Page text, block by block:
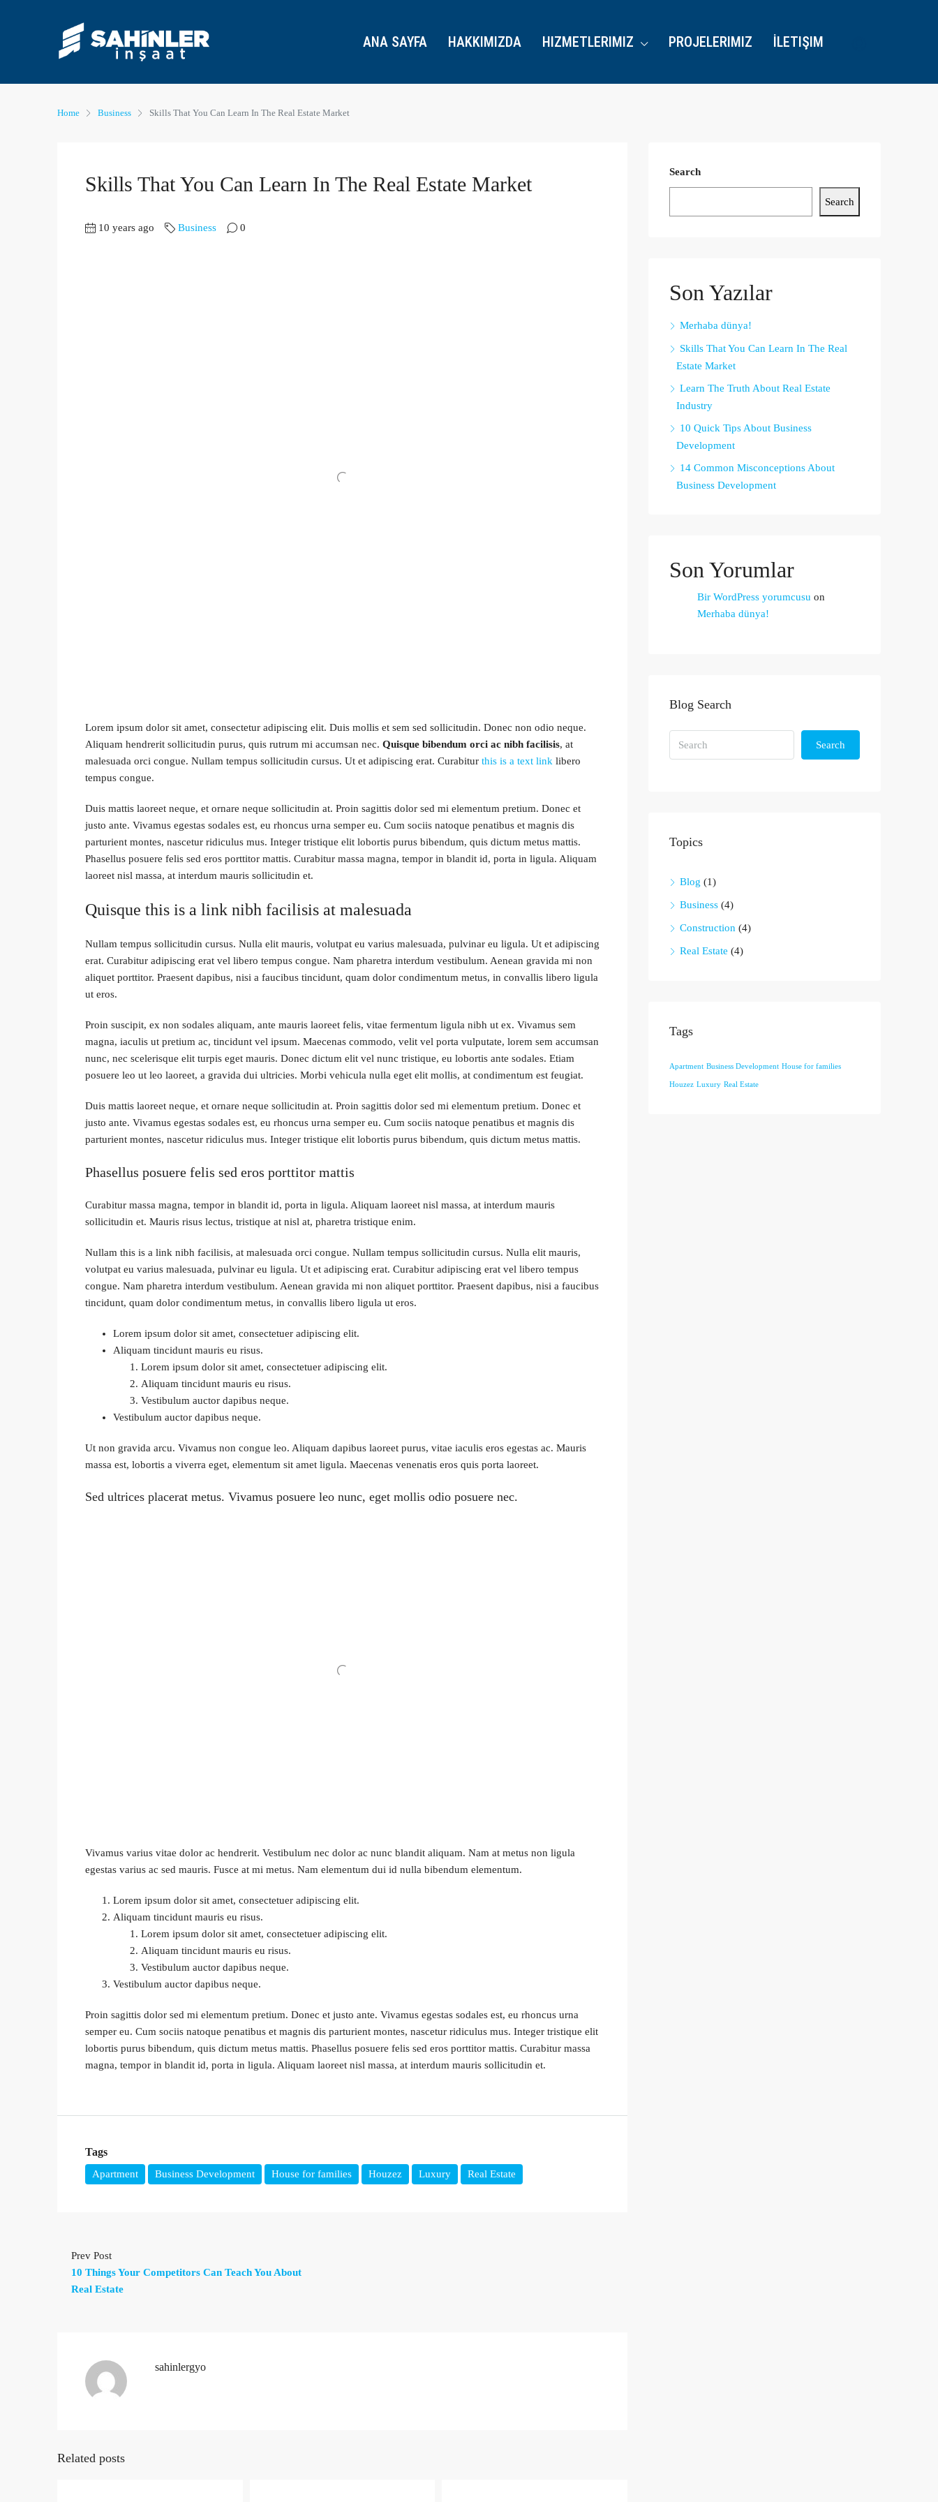
ANA SAYFA HAKKIMIZDA HIZMETLERIMIZ PROJELERIMIZ İLETIŞIM
Home Business Skills That You Can Learn In The Real Estate Market
Skills That You Can Learn In The Real Estate Market
10 years ago Business 0
Lorem ipsum dolor sit amet, consectetur adipiscing elit. Duis mollis et sem sed sollicitudin. Donec non odio neque.
Aliquam hendrerit sollicitudin purus, quis rutrum mi accumsan nec. Quisque bibendum orci ac nibh facilisis, at
malesuada orci congue. Nullam tempus sollicitudin cursus. Ut et adipiscing erat. Curabitur this is a text link libero
tempus congue.
Duis mattis laoreet neque, et ornare neque sollicitudin at. Proin sagittis dolor sed mi elementum pretium. Donec et
justo ante. Vivamus egestas sodales est, eu rhoncus urna semper eu. Cum sociis natoque penatibus et magnis dis
parturient montes, nascetur ridiculus mus. Integer tristique elit lobortis purus bibendum, quis dictum metus mattis.
Phasellus posuere felis sed eros porttitor mattis. Curabitur massa magna, tempor in blandit id, porta in ligula. Aliquam
laoreet nisl massa, at interdum mauris sollicitudin et.
Quisque this is a link nibh facilisis at malesuada
Nullam tempus sollicitudin cursus. Nulla elit mauris, volutpat eu varius malesuada, pulvinar eu ligula. Ut et adipiscing
erat. Curabitur adipiscing erat vel libero tempus congue. Nam pharetra interdum vestibulum. Aenean gravida mi non
aliquet porttitor. Praesent dapibus, nisi a faucibus tincidunt, quam dolor condimentum metus, in convallis libero ligula
ut eros.
Proin suscipit, ex non sodales aliquam, ante mauris laoreet felis, vitae fermentum ligula nibh ut ex. Vivamus sem
magna, iaculis ut pretium ac, tincidunt vel ipsum. Maecenas commodo, velit vel porta vulputate, lorem sem accumsan
nunc, nec scelerisque elit turpis eget mauris. Donec dictum elit vel nunc tristique, eu lobortis ante sodales. Etiam
posuere leo ut leo laoreet, a gravida dui ultricies. Morbi vehicula nulla eget elit mollis, at condimentum est feugiat.
Duis mattis laoreet neque, et ornare neque sollicitudin at. Proin sagittis dolor sed mi elementum pretium. Donec et
justo ante. Vivamus egestas sodales est, eu rhoncus urna semper eu. Cum sociis natoque penatibus et magnis dis
parturient montes, nascetur ridiculus mus. Integer tristique elit lobortis purus bibendum, quis dictum metus mattis.
Phasellus posuere felis sed eros porttitor mattis
Curabitur massa magna, tempor in blandit id, porta in ligula. Aliquam laoreet nisl massa, at interdum mauris
sollicitudin et. Mauris risus lectus, tristique at nisl at, pharetra tristique enim.
Nullam this is a link nibh facilisis, at malesuada orci congue. Nullam tempus sollicitudin cursus. Nulla elit mauris,
volutpat eu varius malesuada, pulvinar eu ligula. Ut et adipiscing erat. Curabitur adipiscing erat vel libero tempus
congue. Nam pharetra interdum vestibulum. Aenean gravida mi non aliquet porttitor. Praesent dapibus, nisi a faucibus
tincidunt, quam dolor condimentum metus, in convallis libero ligula ut eros.
Lorem ipsum dolor sit amet, consectetuer adipiscing elit.
Aliquam tincidunt mauris eu risus.
Lorem ipsum dolor sit amet, consectetuer adipiscing elit.
Aliquam tincidunt mauris eu risus.
Vestibulum auctor dapibus neque.
Vestibulum auctor dapibus neque.
Ut non gravida arcu. Vivamus non congue leo. Aliquam dapibus laoreet purus, vitae iaculis eros egestas ac. Mauris
massa est, lobortis a viverra eget, elementum sit amet ligula. Maecenas venenatis eros quis porta laoreet.
Sed ultrices placerat metus. Vivamus posuere leo nunc, eget mollis odio posuere nec.
Vivamus varius vitae dolor ac hendrerit. Vestibulum nec dolor ac nunc blandit aliquam. Nam at metus non ligula
egestas varius ac sed mauris. Fusce at mi metus. Nam elementum dui id nulla bibendum elementum.
Lorem ipsum dolor sit amet, consectetuer adipiscing elit.
Aliquam tincidunt mauris eu risus.
Lorem ipsum dolor sit amet, consectetuer adipiscing elit.
Aliquam tincidunt mauris eu risus.
Vestibulum auctor dapibus neque.
Vestibulum auctor dapibus neque.
Proin sagittis dolor sed mi elementum pretium. Donec et justo ante. Vivamus egestas sodales est, eu rhoncus urna
semper eu. Cum sociis natoque penatibus et magnis dis parturient montes, nascetur ridiculus mus. Integer tristique elit
lobortis purus bibendum, quis dictum metus mattis. Phasellus posuere felis sed eros porttitor mattis. Curabitur massa
magna, tempor in blandit id, porta in ligula. Aliquam laoreet nisl massa, at interdum mauris sollicitudin et.
Tags
Apartment Business Development House for families Houzez Luxury Real Estate
Prev Post
10 Things Your Competitors Can Teach You About
Real Estate
sahinlergyo
Related posts
Search
Search
Son Yazılar
Merhaba dünya!
Skills That You Can Learn In The Real
Estate Market
Learn The Truth About Real Estate
Industry
10 Quick Tips About Business
Development
14 Common Misconceptions About
Business Development
Son Yorumlar
Bir WordPress yorumcusu on
Merhaba dünya!
Blog Search
Search
Topics
Blog (1)
Business (4)
Construction (4)
Real Estate (4)
Tags
Apartment Business Development House for families
Houzez Luxury Real Estate